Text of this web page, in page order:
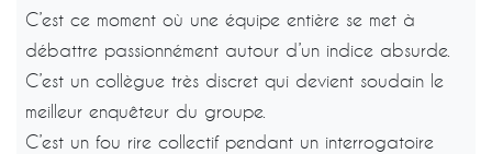
C’est ce moment où une équipe entière se met à
débattre passionnément autour d’un indice absurde.
C’est un collègue très discret qui devient soudain le
meilleur enquêteur du groupe.
C’est un fou rire collectif pendant un interrogatoire